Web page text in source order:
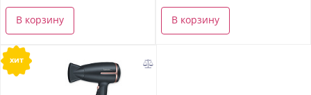
В корзину В корзину
хит